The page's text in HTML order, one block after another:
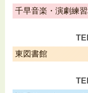
千早音楽・演劇練
東図書館